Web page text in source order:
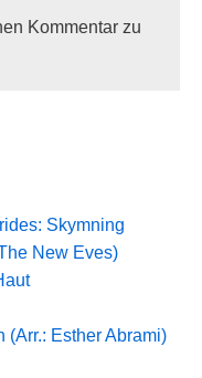
Kommentar zu
Skymning
New Eves)
(Arr.: Esther Abrami)